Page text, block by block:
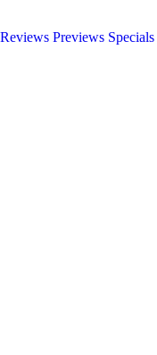
Reviews Previews Specials